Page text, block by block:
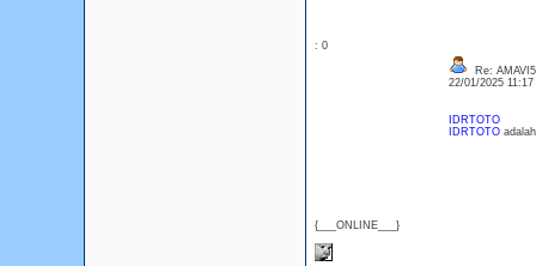
: 0
{___ONLINE___}
Re:
22/01/2025
IDRTOTO
IDRTOTOadalah